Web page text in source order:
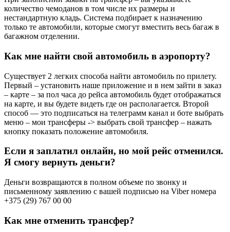
количество чемоданов в том числе их размеры и
нестандартную кладь. Система подбирает к назначению
только те автомобили, которые смогут вместить весь багаж в
багажном отделении.
Как мне найти свой автомобиль в аэропорту?
Существует 2 легких способа найти автомобиль по прилету.
Первый – установить наше приложение и в нем зайти в заказ
– карте – за пол часа до рейса автомобиль будет отображаться
на карте, и вы будете видеть где он располагается. Второй
способ — это подписаться на телеграмм канал и боте выбрать
меню – мои трансферы -> выбрать свой трансфер – нажать
кнопку показать положение автомобиля.
Если я заплатил онлайн, но мой рейс отменился.
Я смогу вернуть деньги?
Деньги возвращаются в полном объеме по звонку и
письменному заявлению с вашей подписью на Viber номера
+375 (29) 767 00 00
Как мне отменить трансфер?